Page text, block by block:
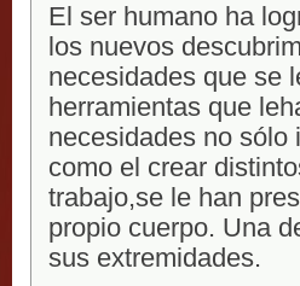
El ser humano ha
los nuevos
necesidades que se
herramientas que
necesidades no sólo
como el crear
trabajo,se le han
propio cuerpo. Una
sus extremidades.